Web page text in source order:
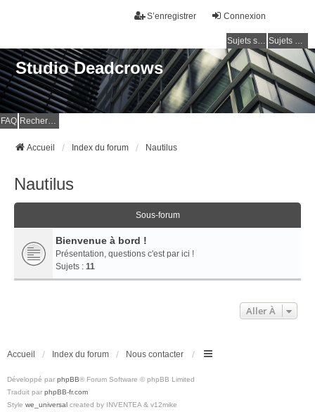
Connexion
S’enregistrer
Sujets sans réponse Sujets actifs
Studio Deadcrows
FAQ Rechercher
Accueil Index du forum Nautilus
Nautilus
Sous-forum
Bienvenue à bord !
Présentation, questions c'est par ici !
Sujets : 11
Aller À
Accueil Index du forum Nous contacter
Développé par phpBB® Forum Software © phpBB Limited
Traduit par phpBB-fr.com
Style we_universal created by INVENTEA & v12mike